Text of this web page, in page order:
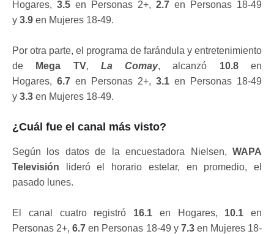
Hogares, 3.5 en Personas 2+, 2.7 en Personas 18-49
y 3.9 en Mujeres 18-49.
Por otra parte, el programa de farándula y entretenimiento
de
Mega TV, La Comay, alcanzó 10.8en
Hogares, 6.7 en Personas 2+, 3.1 en Personas 18-49
y 3.3 en Mujeres 18-49.
¿Cuál fue el canal más visto?
Según los datos de la encuestadora Nielsen, WAPA
Televisión lideró el horario estelar, en promedio, el
pasado lunes.
El canal cuatro registró 16.1 en Hogares, 10.1 en
Personas 2+,6.7 en Personas 18-49 y 7.3en Mujeres 18-